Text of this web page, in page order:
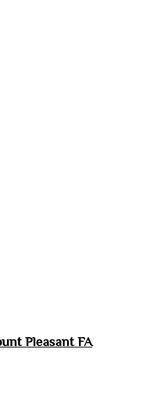
Pleasant FA